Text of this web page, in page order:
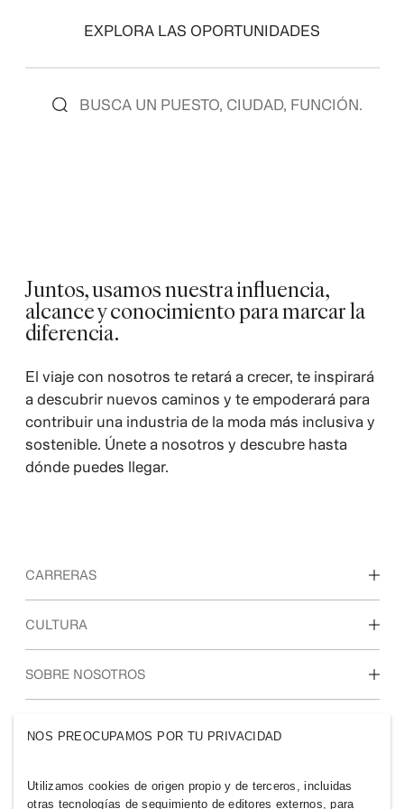
EXPLORA LAS OPORTUNIDADES
Juntos, usamos nuestra influencia,
alcance y conocimiento para marcar la
diferencia.
El viaje con nosotros te retará a crecer, te inspirará
a descubrir nuevos caminos y te empoderará para
contribuir una industria de la moda más inclusiva y
sostenible. Únete a nosotros y descubre hasta
dónde puedes llegar.
CARRERAS
Descubre nuestras áreas de trabajo
CULTURA
Nuestra cultura y beneficios
SOBRE NOSOTROS
Sostenibilidad
NOS PREOCUPAMOS POR TU PRIVACIDAD
Utilizamos cookies de origen propio y de terceros, incluidas
otras tecnologías de seguimiento de editores externos, para